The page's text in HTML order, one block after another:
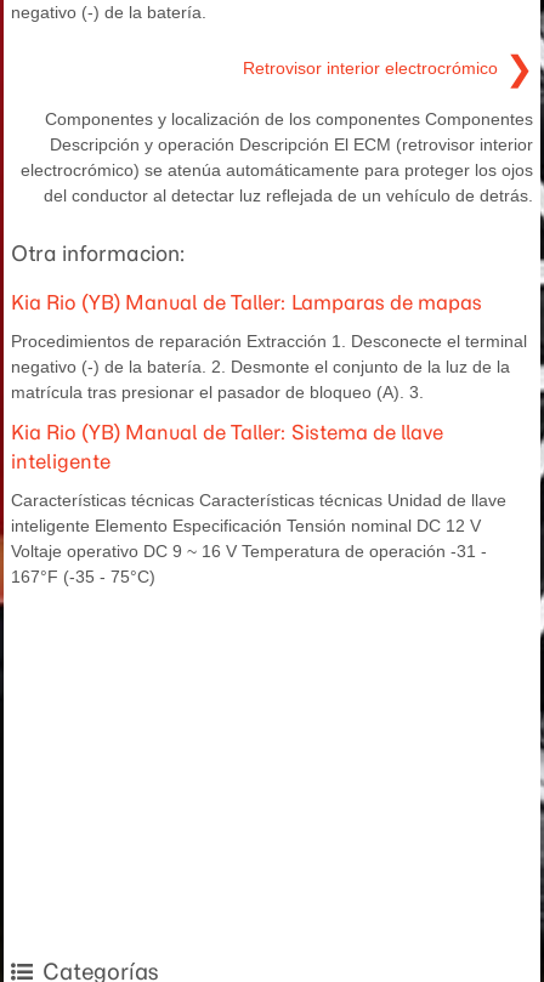
negativo (-) de la batería.
Retrovisor interior electrocrómico ❯
Componentes y localización de los componentes Componentes
Descripción y operación Descripción El ECM (retrovisor interior
electrocrómico) se atenúa automáticamente para proteger los ojos
del conductor al detectar luz reflejada de un vehículo de detrás.
Otra informacion:
Kia Rio (YB) Manual de Taller: Lamparas de mapas
Procedimientos de reparación Extracción 1. Desconecte el terminal
negativo (-) de la batería. 2. Desmonte el conjunto de la luz de la
matrícula tras presionar el pasador de bloqueo (A). 3.
Kia Rio (YB) Manual de Taller: Sistema de llave
inteligente
Características técnicas Características técnicas Unidad de llave
inteligente Elemento Especificación Tensión nominal DC 12 V
Voltaje operativo DC 9 ~ 16 V Temperatura de operación -31 -
167°F (-35 - 75°C)
Categorías